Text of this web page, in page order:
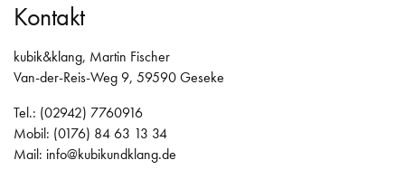
Kontakt
kubik&klang, Martin Fischer
Van-der-Reis-Weg 9, 59590 Geseke
Tel.: (02942) 7760916
Mobil: (0176) 84 63 13 34
Mail: info@kubikundklang.de